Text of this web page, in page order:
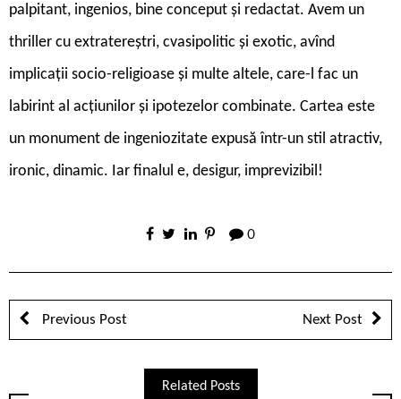
palpitant, ingenios, bine conceput și redactat. Avem un
thriller cu extratereștri, cvasipolitic și exotic, avînd
implicații socio-religioase și multe altele, care-l fac un
labirint al acțiunilor și ipotezelor combinate. Cartea este
un monument de ingeniozitate expusă într-un stil atractiv,
ironic, dinamic. Iar finalul e, desigur, imprevizibil!
0
Previous Post Next Post
Related Posts